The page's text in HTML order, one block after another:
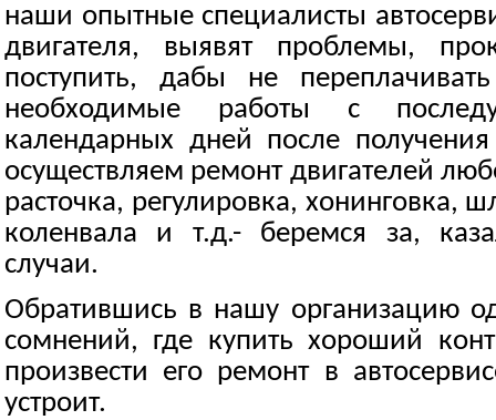
наши опытные специалисты
двигателя, выявят проблемы,
поступить, дабы не
необходимые работы с
календарных дней после
осуществляем ремонт двигателей
расточка, регулировка, хонинговка,
коленвала и т.д.- беремся за,
случаи.
Обратившись в нашу организацию
сомнений, где купить хороший
произвести его ремонт в
устроит.